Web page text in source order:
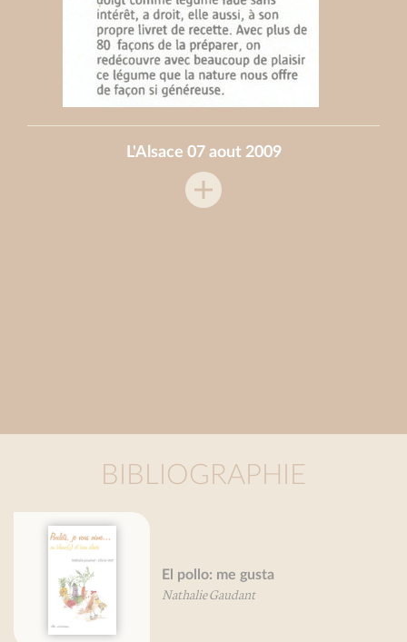
L'Alsace 07 aout 2009
BIBLIOGRAPHIE
El pollo: me gusta
Nathalie Gaudant